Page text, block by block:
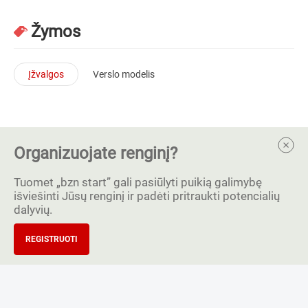
Žymos
Įžvalgos Verslo modelis
Organizuojate renginį?
Tuomet „bzn start” gali pasiūlyti puikią galimybę
išviešinti Jūsų renginį ir padėti pritraukti potencialių
dalyvių.
REGISTRUOTI